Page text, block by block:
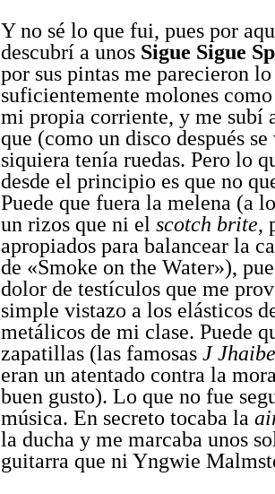
Y no sé lo que fui, pues por
descubrí a unos Sigue Sigue
por sus pintas me parecieron lo
suficientemente molones
mi propia corriente, y me subí
que (como un disco después
siquiera tenía ruedas. Pero lo
desde el principio es que no
Puede que fuera la melena (a
un rizos que ni el scotch brite,
apropiados para balancear la
de «Smoke on the Water»),
dolor de testículos que me
simple vistazo a los elásticos
metálicos de mi clase. Puede
zapatillas (las famosas J
eran un atentado contra la
buen gusto). Lo que no fue
música. En secreto tocaba la
la ducha y me marcaba unos
guitarra que ni Yngwie